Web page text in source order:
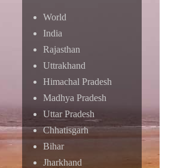
World
India
Rajasthan
Uttrakhand
Himachal Pradesh
Madhya Pradesh
Uttar Pradesh
Chhatisgarh
Bihar
Jharkhand